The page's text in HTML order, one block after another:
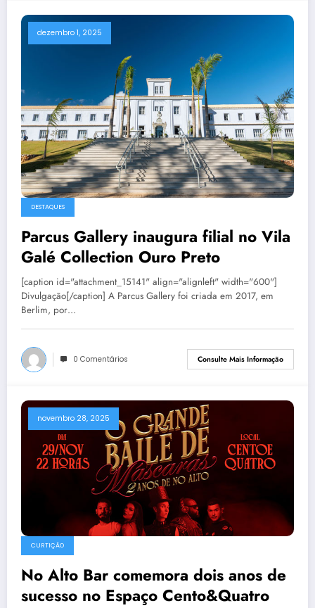
dezembro 1, 2025
DESTAQUES
Parcus Gallery inaugura filial no Vila
Galé Collection Ouro Preto
[caption id="attachment_15141" align="alignleft" width="600"]
Divulgação[/caption] A Parcus Gallery foi criada em 2017, em
Berlim, por…
0 Comentários Consulte Mais Informação
novembro 28, 2025
CURTIÇÃO
No Alto Bar comemora dois anos de
sucesso no Espaço Cento&Quatro